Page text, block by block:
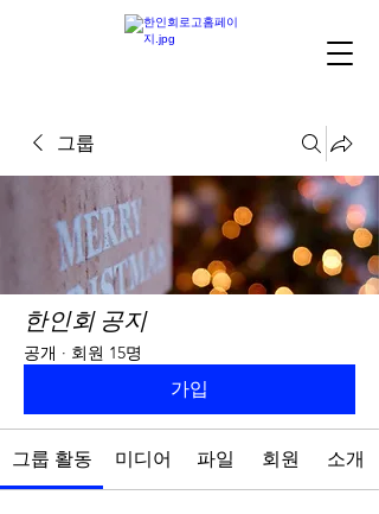
그룹
한인회 공지
공개 · 회원 15명
가입
그룹 활동 미디어 파일 회원 소개